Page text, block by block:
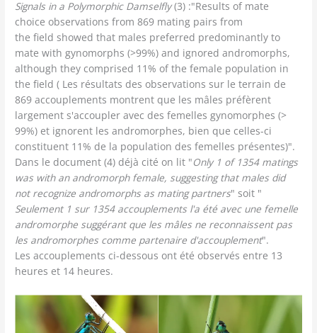
Signals in a Polymorphic Damselfly(3) :"Results of mate
choice observations from 869 mating pairs from
the field showed that males preferred predominantly to
mate with gynomorphs (>99%) and ignored andromorphs,
although they comprised 11% of the female population in
the field ( Les résultats des observations sur le terrain de
869 accouplements montrent que les mâles préfèrent
largement s'accoupler avec des femelles gynomorphes (>
99%) et ignorent les andromorphes, bien que celles-ci
constituent 11% de la population des femelles présentes)".
Dans le document (4) déjà cité on lit "Only 1 of 1354 matings
was with an andromorph female, suggesting that males did
not recognize andromorphs as mating partners" soit "
Seulement 1 sur 1354 accouplements l'a été avec une femelle
andromorphe suggérant que les mâles ne reconnaissent pas
les andromorphes comme partenaire d'accouplement".
Les accouplements ci-dessous ont été observés entre 13
heures et 14 heures.